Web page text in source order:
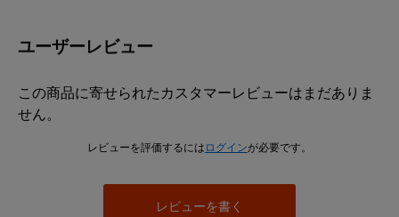
ユーザーレビュー
この商品に寄せられたカスタマーレビューはまだありま
せん。
レビューを評価するには ログインが必要です。
レビューを書く